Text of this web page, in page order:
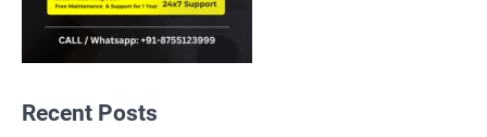
Recent Posts